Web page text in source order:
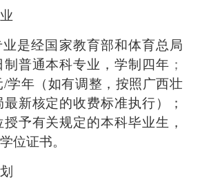
是经国家教育部和体育总局
普通本科专业，学制四年 ；
/学年（如有调整，按照广西壮
新核定的收费标准执行）；
予有关规定的本科毕业生，
位证书。